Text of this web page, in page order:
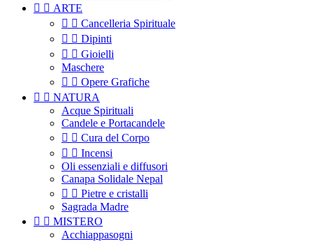
  ARTE
  Cancelleria Spirituale
  Dipinti
  Gioielli
Maschere
  Opere Grafiche
  NATURA
Acque Spirituali
Candele e Portacandele
  Cura del Corpo
  Incensi
Oli essenziali e diffusori
Canapa Solidale Nepal
  Pietre e cristalli
Sagrada Madre
  MISTERO
Acchiappasogni